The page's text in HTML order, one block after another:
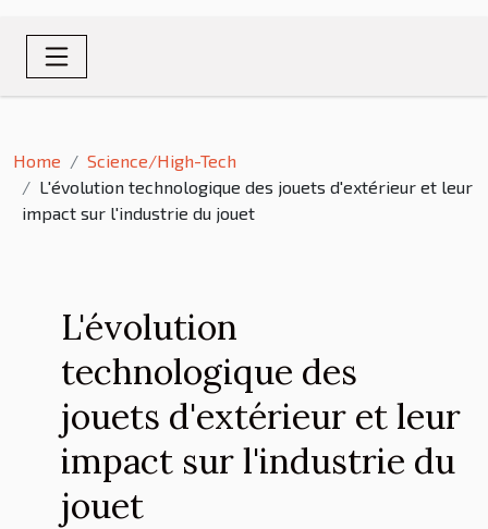
Home
Science/High-Tech
L'évolution technologique des jouets d'extérieur et leur
impact sur l'industrie du jouet
L'évolution
technologique des
jouets d'extérieur et leur
impact sur l'industrie du
jouet